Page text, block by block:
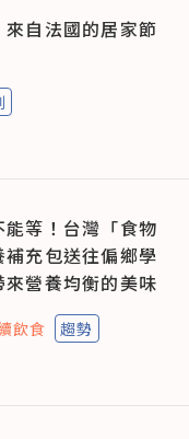
自法國的居家節
等！台灣「食物
充包送往偏鄉學
營養均衡的美味
飲食
趨勢